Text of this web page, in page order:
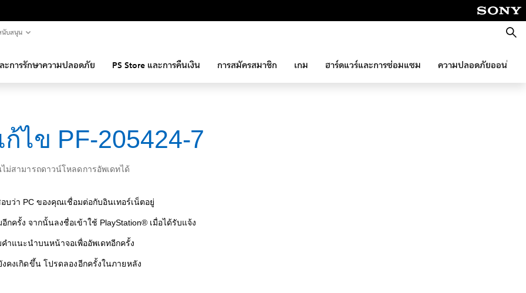
นับสนุน ค้นหา
การรักษาความปลอดภัย PS Store และการคืนเงิน การสมัครสมาชิก เกม ฮาร์ดแวร์และการซ่อมแซม ความปลอดภัยออนไลน์
ไข PF-205424-7
ม่สามารถดาวน์โหลดการอัพเดทได้
บว่า PC ของคุณเชื่อมต่อกับอินเทอร์เน็ตอยู่
อีกครั้ง จากนั้นลงชื่อเข้าใช้ PlayStation® เมื่อได้รับแจ้ง
ำแนะนำบนหน้าจอเพื่ออัพเดทอีกครั้ง
คงเกิดขึ้น โปรดลองอีกครั้งในภายหลัง